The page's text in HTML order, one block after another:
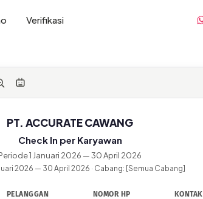
Verifikasi
PT. ACCURATE CAWANG
Check In per Karyawan
1 Januari 2026 — 30 April 2026
2026 — 30 April 2026 · Cabang: [Semua Cabang]
PELANGGAN NOMOR HP KONTAK